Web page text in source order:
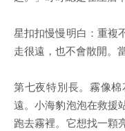
星扣扣慢慢明白：重複
走很遠，也不會散開。
第七夜特別長。霧像
遠。小海豹泡泡在救援
跑去霧裡。它想找一顆